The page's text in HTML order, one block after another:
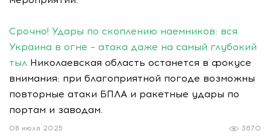
Срочно! Удары по скоплению наемников: вся
Украина в огне – атака даже на самый глубокий
тыл Николаевская область останется в фокусе
внимания: при благоприятной погоде возможны
повторные атаки БПЛА и ракетные удары по
портам и заводам.
3670
08 июля 2025